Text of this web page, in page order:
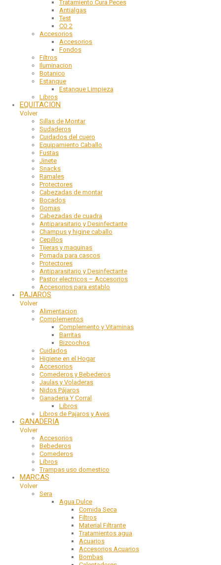
Tratamiento Cura Peces
Antialgas
Test
CO 2
Accesorios
Accesorios
Fondos
Filtros
Iluminacion
Botanico
Estanque
Estanque Limpieza
Libros
EQUITACION
Volver
Sillas de Montar
Sudaderos
Cuidados del cuero
Equipamiento Caballo
Fustas
Jinete
Snacks
Ramales
Protectores
Cabezadas de montar
Bocados
Gomas
Cabezadas de cuadra
Antiparasitario y Desinfectante
Champus y higine caballo
Cepillos
Tijeras y maquinas
Pomada para cascos
Protectores
Antiparasitario y Desinfectante
Pastor electricos – Accesorios
Accesorios para establo
PAJAROS
Volver
Alimentacion
Complementos
Complemento y Vitaminas
Barritas
Bizcochos
Cuidados
Higiene en el Hogar
Accesorios
Comederos y Bebederos
Jaulas y Voladeras
Nidos Pájaros
Ganaderia Y Corral
Libros
Libros de Pajaros y Aves
GANADERIA
Volver
Accesorios
Bebederos
Comederos
Libros
Trampas uso domestico
MARCAS
Volver
Sera
Agua Dulce
Comida Seca
Filtros
Material Filtrante
Tratamientos agua
Acuarios
Accesorios Acuarios
Bombas